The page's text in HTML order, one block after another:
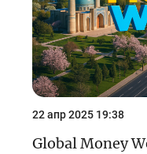
22 апр 2025 19:38
Global Money